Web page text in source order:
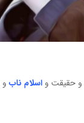
و حقیقت و اسلام نابو